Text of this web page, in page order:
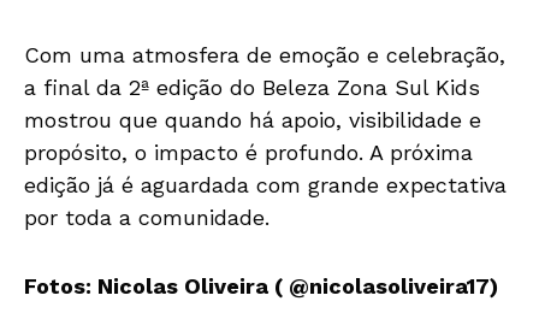
Com uma atmosfera de emoção e celebração,
a final da 2ª edição do Beleza Zona Sul Kids
mostrou que quando há apoio, visibilidade e
propósito, o impacto é profundo. A próxima
edição já é aguardada com grande expectativa
por toda a comunidade.
Fotos: Nicolas Oliveira ( @nicolasoliveira17)